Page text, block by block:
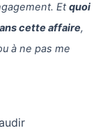
Etquoi
cette affaire,
à ne pas me